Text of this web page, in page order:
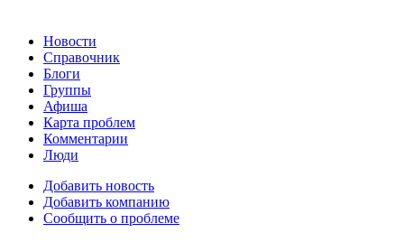
Новости
Справочник
Блоги
Группы
Афиша
Карта проблем
Комментарии
Люди
Добавить новость
Добавить компанию
Сообщить о проблеме